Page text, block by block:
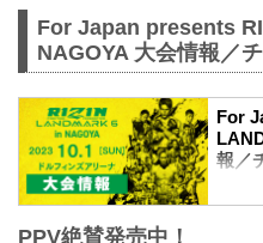
（
（
3R 判
≫ 試
第9試
（
3R 判
For Japan presents
NAGOYA 大会情報／
For
報／
PPV絶賛発売中！